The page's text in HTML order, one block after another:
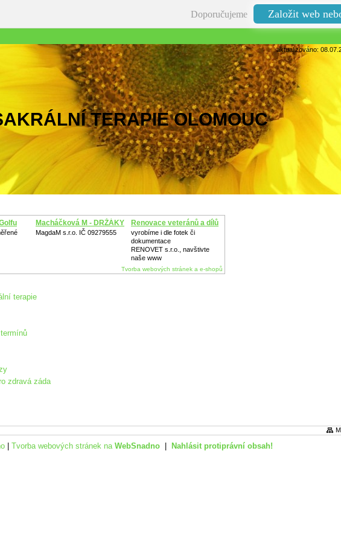
Doporučujeme Založit web
aktualizováno:
TERAPIE OLOMOUC
Macháčková M - DRŽÁKY
MagdaM s.r.o. IČ 09279555
Renovace veteránů a dílů
vyrobíme i dle fotek či
dokumentace
RENOVET s.r.o., navštivte
naše www
Tvorba webových stránek a e-shopů
terapie
zdravá záda
Tvorba webových stránek na WebSnadno Nahlásit protiprávní obsah!